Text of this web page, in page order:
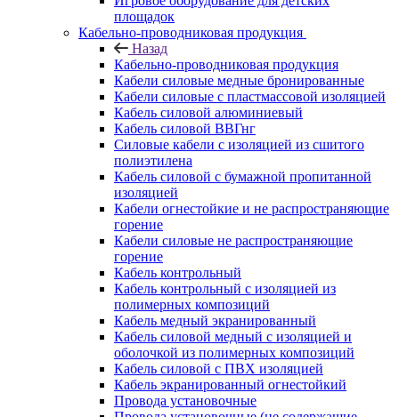
площадок
Кабельно-проводниковая продукция
Назад
Кабельно-проводниковая продукция
Кабели силовые медные бронированные
Кабели силовые с пластмассовой изоляцией
Кабель силовой алюминиевый
Кабель силовой ВВГнг
Силовые кабели с изоляцией из сшитого
полиэтилена
Кабель силовой с бумажной пропитанной
изоляцией
Кабели огнестойкие и не распространяющие
горение
Кабели силовые не распространяющие
горение
Кабель контрольный
Кабель контрольный с изоляцией из
полимерных композиций
Кабель медный экранированный
Кабель силовой медный с изоляцией и
оболочкой из полимерных композиций
Кабель силовой с ПВХ изоляцией
Кабель экранированный огнестойкий
Провода установочные